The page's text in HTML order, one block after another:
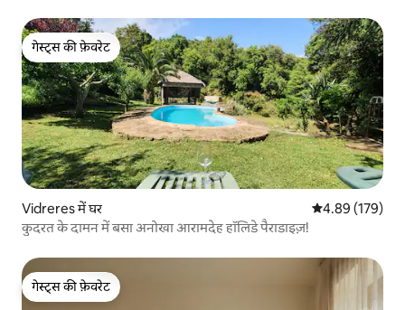
गेस्ट्स की फ़ेवरेट
गेस्ट्स की फ़ेवरेट
Vidreres में घर औसत रेटिंग 5 में से
4.89 (179)
कुदरत के दामन में बसा अनोखा आरामदेह हॉलिडे पैराडाइज़!
गेस्ट्स की फ़ेवरेट
गेस्ट्स की फ़ेवरेट